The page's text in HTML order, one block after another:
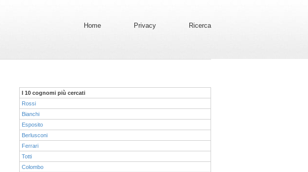
Home Privacy Ricerca
I 10 cognomi più cercati
Rossi
Bianchi
Esposito
Berlusconi
Ferrari
Totti
Colombo